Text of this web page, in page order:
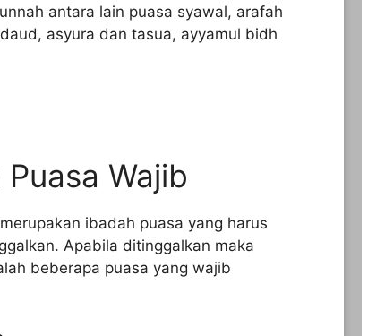
antara lain puasa syawal, arafah
asyura dan tasua, ayyamul bidh
Wajib
ibadah puasa yang harus
Apabila ditinggalkan maka
beberapa puasa yang wajib